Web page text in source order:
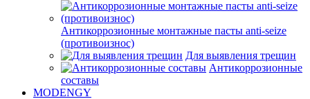
Антикоррозионные монтажные пасты anti-seize
(противоизнос)
Для выявления трещин
Антикоррозионные
составы
MODENGY